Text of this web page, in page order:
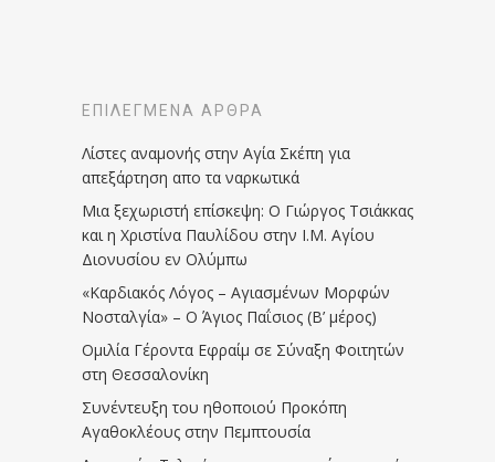
ΕΠΙΛΕΓΜΈΝΑ ΆΡΘΡΑ
Λίστες αναμονής στην Αγία Σκέπη για
απεξάρτηση απο τα ναρκωτικά
Μια ξεχωριστή επίσκεψη: Ο Γιώργος Τσιάκκας
και η Χριστίνα Παυλίδου στην Ι.Μ. Αγίου
Διονυσίου εν Ολύμπω
«Καρδιακός Λόγος – Αγιασμένων Μορφών
Νοσταλγία» – Ο Άγιος Παΐσιος (Β’ μέρος)
Ομιλία Γέροντα Εφραίμ σε Σύναξη Φοιτητών
στη Θεσσαλονίκη
Συνέντευξη του ηθοποιού Προκόπη
Αγαθοκλέους στην Πεμπτουσία